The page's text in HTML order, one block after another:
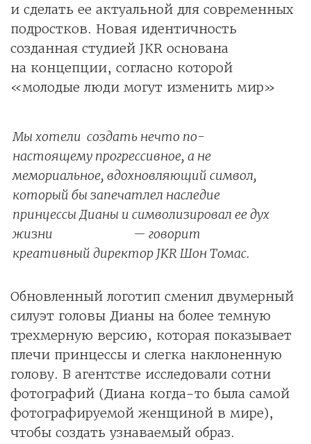
и сделать ее актуальной для современных
подростков. Новая идентичность
созданная студией JKR основана
на концепции, согласно которой
«молодые люди могут изменить мир»
Мы хотели создать нечто по-
настоящему прогрессивное, а не
мемориальное, вдохновляющий символ,
который бы запечатлел наследие
принцессы Дианы и символизировал ее дух
жизни — говорит
креативный директор JKR Шон Томас.
Обновленный логотип сменил двумерный
силуэт головы Дианы на более темную
трехмерную версию, которая показывает
плечи принцессы и слегка наклоненную
голову. В агентстве исследовали сотни
фотографий (Диана когда-то была самой
фотографируемой женщиной в мире),
чтобы создать узнаваемый образ.